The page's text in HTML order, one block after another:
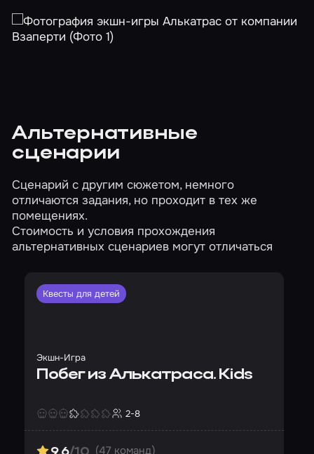
Альтернативные
сценарии
Сценарий с другим сюжетом, немного
отличаются задания, но проходит в тех же
помещениях.
Стоимость и условия прохождения
альтернативных сценариев могут отличаться
Квесты для детей
Экшн-Игра
Побег из Алькатраса. Kids
2-8
(47 команд)